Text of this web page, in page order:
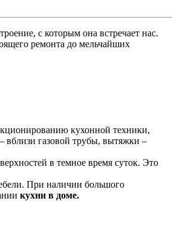
с которым она встречает нас.
ремонта до мельчайших
кухонной техники,
вблизи газовой трубы, вытяжки –
в темное время суток. Это
При наличии большого
кухни в доме.